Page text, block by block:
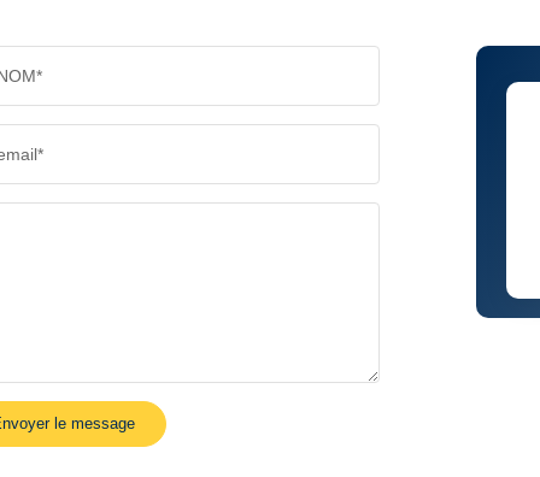
le message